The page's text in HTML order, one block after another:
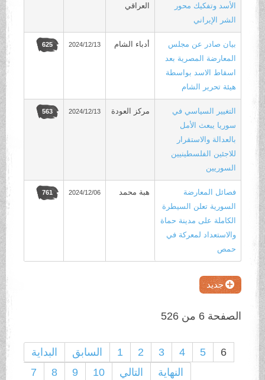
الأسد وتفكيك محور
الشر الإيراني
العراقي
بيان صادر عن مجلس
المعارضة المصرية بعد
اسقاط الاسد بواسطة
هيئة تحرير الشام
أدباء الشام 2024/12/13
625
التغيير السياسي في
سوريا يبعث الأمل
بالعدالة والاستقرار
للاجئين الفلسطينيين
السوريين
مركز العودة 2024/12/13
563
فصائل المعارضة
السورية تعلن السيطرة
الكاملة على مدينة حماة
والاستعداد لمعركة في
حمص
هبة محمد 2024/12/06
761
جديد
الصفحة 6 من 526
البداية السابق
التالي النهاية